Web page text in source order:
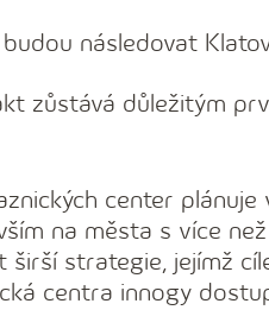
následovat
zůstává důležitým
center
na města s více
strategie, jejímž
centra innogy